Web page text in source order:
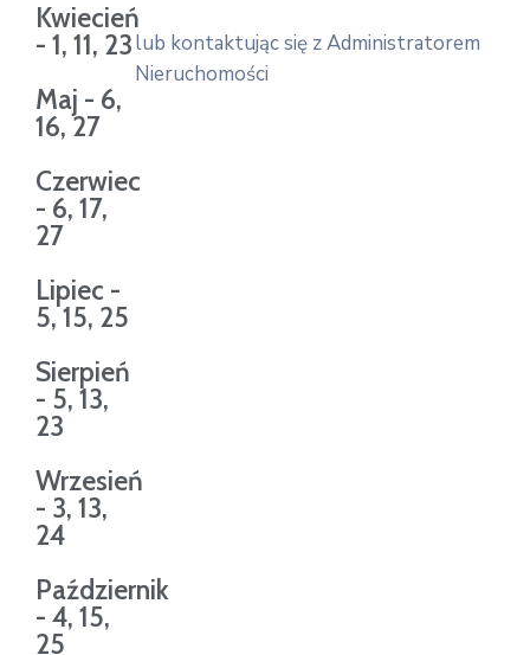
Kwiecień
- 1, 11, 23
Maj - 6,
16, 27
Czerwiec
- 6, 17,
27
Lipiec -
5, 15, 25
Sierpień
- 5, 13,
23
Wrzesień
- 3, 13,
24
Październik
- 4, 15,
25
lub kontaktując się z Administratorem
Nieruchomości